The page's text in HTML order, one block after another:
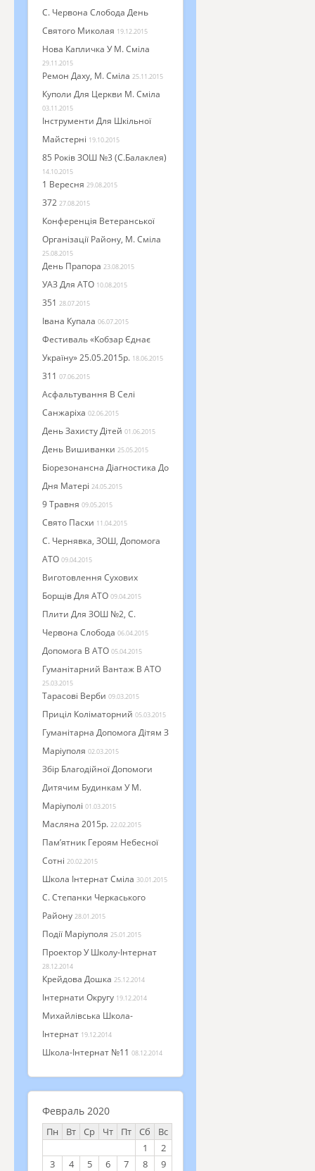
С. Червона Слобода День
Святого Миколая 19.12.2015
Нова Капличка У М. Сміла
29.11.2015
Ремон Даху, М. Сміла 25.11.2015
Куполи Для Церкви М. Сміла
03.11.2015
Інструменти Для Шкільної
Майстерні 19.10.2015
85 Років ЗОШ №3 (с.Балаклея)
14.10.2015
1 Вересня 29.08.2015
372 27.08.2015
Конференція Ветеранської
Організації Району, М. Сміла
25.08.2015
День Прапора 23.08.2015
УАЗ Для АТО 10.08.2015
351 28.07.2015
Івана Купала 06.07.2015
Фестиваль «Кобзар Єднає
Україну» 25.05.2015р. 18.06.2015
311 07.06.2015
Асфальтування В Селі
Санжаріха 02.06.2015
День Захисту Дітей 01.06.2015
День Вишиванки 25.05.2015
Біорезонансна Діагностика До
Дня Матері 24.05.2015
9 Травня 09.05.2015
Свято Пасхи 11.04.2015
С. Чернявка, ЗОШ, Допомога
АТО 09.04.2015
Виготовлення Сухових
Борщів Для АТО 09.04.2015
Плити Для ЗОШ №2, С.
Червона Слобода 06.04.2015
Допомога В АТО 05.04.2015
Гуманітарний Вантаж В АТО
25.03.2015
Тарасові Верби 09.03.2015
Приціл Коліматорний 05.03.2015
Гуманітарна Допомога Дітям З
Маріуполя 02.03.2015
Збір Благодійної Допомоги
Дитячим Будинкам У М.
Маріуполі 01.03.2015
Масляна 2015р. 22.02.2015
Пам’ятник Героям Небесної
Сотні 20.02.2015
Школа Інтернат Сміла 30.01.2015
С. Степанки Черкаського
Району 28.01.2015
Події Маріуполя 25.01.2015
Проектор У Школу-Інтернат
28.12.2014
Крейдова Дошка 25.12.2014
Інтернати Округу 19.12.2014
Михайлівська Школа-
Інтернат 19.12.2014
Школа-Інтернат №11 08.12.2014
Февраль 2020
Пн Вт Ср Чт Пт Сб Вс
1
2
3
4 5 6 7 8
9